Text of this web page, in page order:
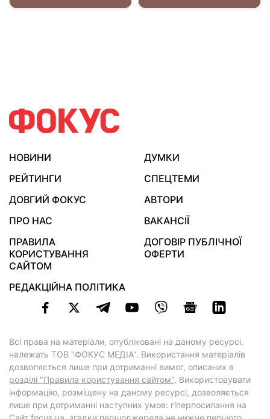
НОВИНИ
ДУМКИ
РЕЙТИНГИ
СПЕЦТЕМИ
ДОВГИЙ ФОКУС
АВТОРИ
ПРО НАС
ВАКАНСІЇ
ПРАВИЛА
КОРИСТУВАННЯ
САЙТОМ
ДОГОВІР ПУБЛІЧНОЇ
ОФЕРТИ
РЕДАКЦІЙНА ПОЛІТИКА
Всі права на матеріали, опубліковані на даному ресурсі,
належать ТОВ "ФОКУС МЕДІА". Використання матеріалів
дозволяється лише при дотриманні вимог, описаних в
розділі "Правила користування сайтом". Використовувати
інформацію, розміщену на даному ресурсі, дозволяється
лише при дотриманні наступних умов: гіперпосилання на